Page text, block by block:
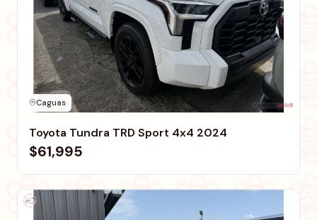
Caguas
Toyota Tundra TRD Sport 4x4 2024
$61,995